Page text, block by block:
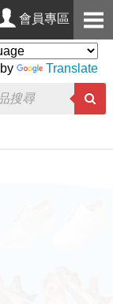
會員專區
Translate